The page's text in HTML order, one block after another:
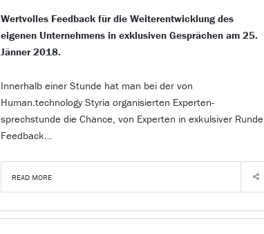
Wertvolles Feedback für die Weiterentwicklung des
eigenen Unternehmens in exklusiven Gesprächen am 25.
Jänner 2018.
Innerhalb einer Stunde hat man bei der von
Human.technology Styria organisierten Experten-
sprechstunde die Chance, von Experten in exkulsiver Runde
Feedback…
READ MORE